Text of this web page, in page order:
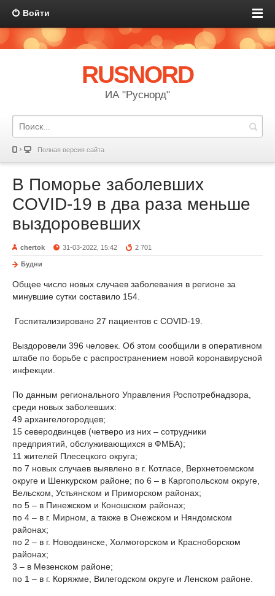
Войти
RUSNORD
ИА "Руснорд"
Полная версия сайта
В Поморье заболевших
COVID-19 в два раза меньше
выздоровевших
chertok 31-03-2022, 15:42 2 701
Будни
Общее число новых случаев заболевания в регионе за
минувшие сутки составило 154.
Госпитализировано 27 пациентов с COVID-19.
Выздоровели 396 человек. Об этом сообщили в оперативном
штабе по борьбе с распространением новой коронавирусной
инфекции.
По данным регионального Управления Роспотребнадзора,
среди новых заболевших:
49 архангелогородцев;
15 северодвинцев (четверо из них – сотрудники
предприятий, обслуживающихся в ФМБА);
11 жителей Плесецкого округа;
по 7 новых случаев выявлено в г. Котласе, Верхнетоемском
округе и Шенкурском районе; по 6 – в Каргопольском округе,
Вельском, Устьянском и Приморском районах;
по 5 – в Пинежском и Коношском районах;
по 4 – в г. Мирном, а также в Онежском и Няндомском
районах;
по 2 – в г. Новодвинске, Холмогорском и Красноборском
районах;
3 – в Мезенском районе;
по 1 – в г. Коряжме, Вилегодском округе и Ленском районе.